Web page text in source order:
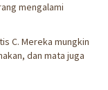
mengalami
C. Mereka mungkin
dan mata juga